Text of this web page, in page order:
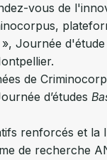
vous de
Journée
de
d’études
renforcés et
de recherche